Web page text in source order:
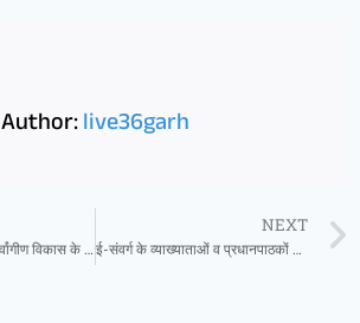
Author:live36garh
जनजातीय समुदाय के सर्वांगीण विकास के लिए कार्य कर रही है हमारी सरकार : मुख्यमंत्री साय
NEXT
ई-संवर्ग के व्याख्याताओं व प्रधानपाठकों की ऑनलाइन ओपन काउंसिलिंग जारी